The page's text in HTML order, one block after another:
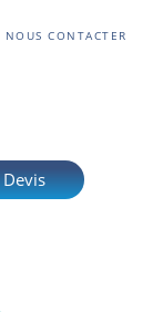
NOUS CONTACTER